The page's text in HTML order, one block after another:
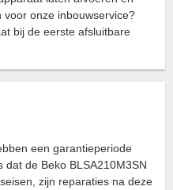
onze inbouwservice?
bij de eerste afsluitbare
een garantieperiode
de Beko BLSA210M3SN
zijn reparaties na deze